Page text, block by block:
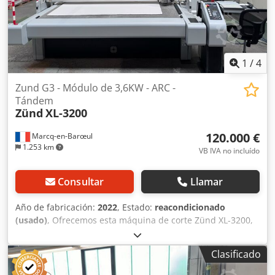
45 carreras/min. Dimensiones de la máquina X/Y/Z:
aproximadamente 2600 mm/2500 mm/1650 mm, peso:
aproximadamente 3200 kg. El sistema de medición está
defectuoso. Se puede organizar una visita previa acuerdo.
Credpfxszklfke Aaxjf
1 /4
Marcq-en-Barœul
1.253 km
Zund G3 - Módulo de 3,6KW - ARC -
Tándem
Zünd XL-3200
120.000 €
VB IVA no incluído
Consultar Llamar
Año de fabricación: 2022, Estado: reacondicionado
(usado), Ofrecemos esta máquina de corte Zünd XL-3200,
reacondicionada, año de fabricación 2022. Marca: Zünd
Producto: Máquina de corte G3 Tipo: XL-3200 Número de
serie: G30XL321524 Año de fabricación: 2022 País de
origen: Suiza Tensión: 208/400 V CA 3~ Corriente: máx. 32
Clasificado